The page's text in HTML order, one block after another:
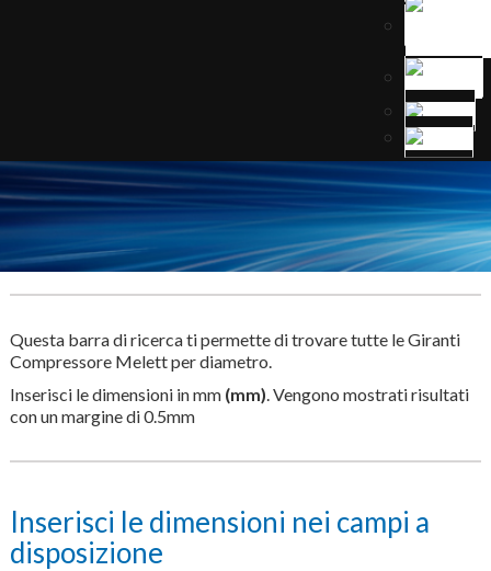
Questa barra di ricerca ti permette di trovare tutte le Giranti
Compressore Melett per diametro.
Inserisci le dimensioni in mm (mm) . Vengono mostrati risultati
con un margine di 0.5mm
Inserisci le dimensioni nei campi a
disposizione